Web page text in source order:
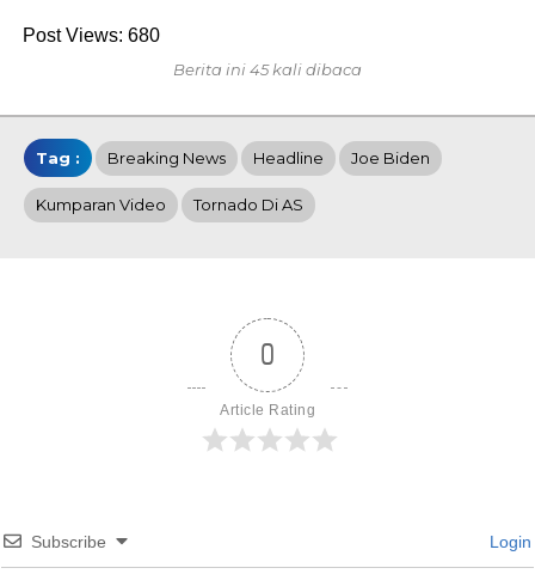
Post Views: 680
Berita ini 45 kali dibaca
Tag : Breaking News Headline Joe Biden
Kumparan Video Tornado Di AS
0
Article Rating
Subscribe Login